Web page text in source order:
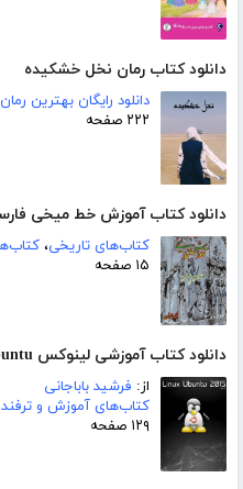
دانلود کتاب رمان نخل خشکیده
دانلود رایگان بهترین
۲۲۲ صفحه
دانلود کتاب آموزش خط میخی
کتاب‌های تاریخی،
۱۵ صفحه
دانلود کتاب آموزشی لینوکس ubuntu
از: فرشید باباجانی
کتاب‌های آموزش و ترفند
۱۲۹ صفحه